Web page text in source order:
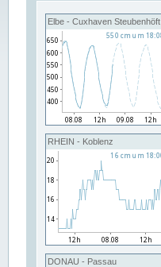
Elbe - Cuxhaven Steubenhöft
RHEIN - Koblenz
DONAU - Passau